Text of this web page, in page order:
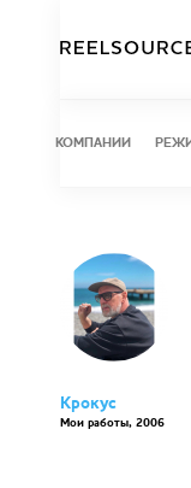
КОМПАНИИ
Крокус
Мои работы, 2006